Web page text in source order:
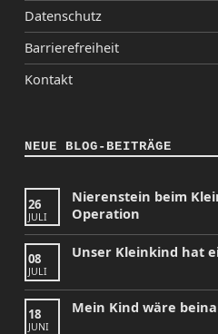
Datenschutz
Barrierefreiheit
Kontakt
NEUE BLOG-BEITRÄGE
26
JULI
Nierenstein beim
Operation
08
JULI
Unser Kleinkind hat
18
JUNI
Mein Kind wäre